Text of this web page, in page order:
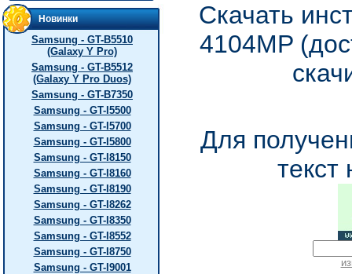
Новинки
Samsung - GT-B5510
(Galaxy Y Pro)
Samsung - GT-B5512
(Galaxy Y Pro Duos)
Samsung - GT-B7350
Samsung - GT-I5500
Samsung - GT-I5700
Samsung - GT-I5800
Samsung - GT-I8150
Samsung - GT-I8160
Samsung - GT-I8190
Samsung - GT-I8262
Samsung - GT-I8350
Samsung - GT-I8552
Samsung - GT-I8750
Samsung - GT-I9001
Скачать
4104MP
Для
текст